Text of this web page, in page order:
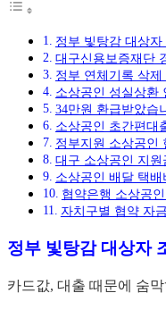
정부 빛탕감 대상자
대구신용보증재단
정부 연체기록 삭
소상공인 성실상환
34만원 환급받았습
소상공인 초간편대
정부지원 소상공인
대구 소상공인 지
소상공인 배달 택배
협약은행 소상공
자치구별 협약 자금
정부 빛탕감 대상자
카드값, 대출 때문에 숨